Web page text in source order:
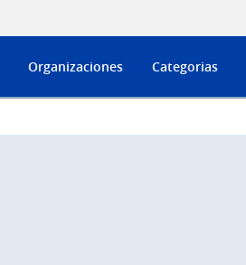
Organizaciones Categorias